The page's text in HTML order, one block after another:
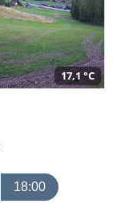
17,1 °C
18:00